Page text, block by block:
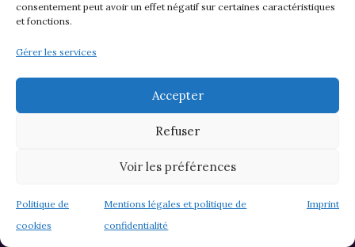
consentement peut avoir un effet négatif sur certaines caractéristiques
et fonctions.
Gérer les services
Accepter
Refuser
Voir les préférences
Politique de
cookies
Mentions légales et politique de
confidentialité
Imprint
Symbole ether
C’est de l’Ether (ou Akâsha, ou quintessence) que
sont issus les quatre autres éléments, et c’est lui
qu’ils réintègreront une fois purifiés.
l’Inengendré, qui n’a ni commencement, ni fin.
Certains considèrent que c’est dans l’Ether que
se trouvent les plans astraux. Il contient l’énergie